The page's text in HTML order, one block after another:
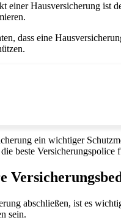
einer Hausversicherung ist
dass eine
ein wichtiger
beste Versicherungspolice
abschließen, ist es
sein.